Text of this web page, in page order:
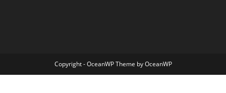
Copyright - OceanWP Theme by OceanWP